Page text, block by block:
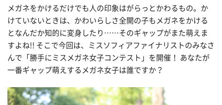
メガネをかけるだけでも人の印象はがらっとかわるもの。か
けていないときは、かわいらしさ全開の子もメガネをかける
となんだか知的に変身したり……そのギャップがまた萌えま
すよね!! そこで今回は、ミスソフィアファイナリストのみなさ
んで「勝手にミスメガネ女子コンテスト」を開催！ あなたが
一番ギャップ萌えするメガネ女子は誰ですか？